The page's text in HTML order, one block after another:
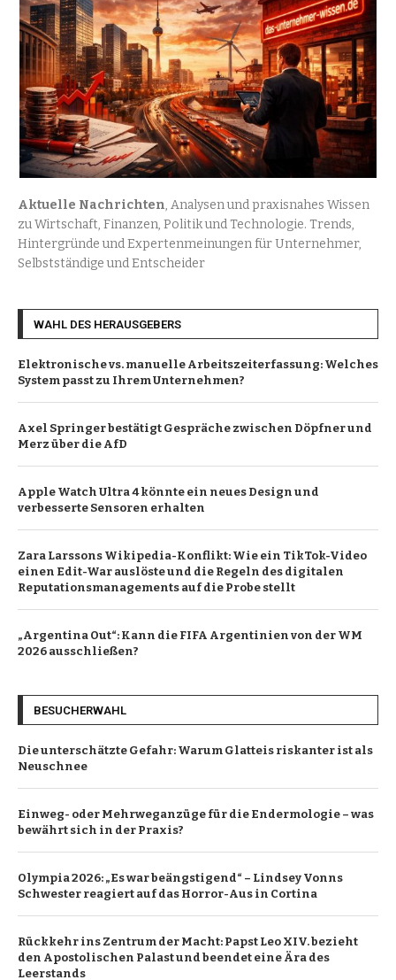
Aktuelle Nachrichten, Analysen und praxisnahes Wissen
zu Wirtschaft, Finanzen, Politik und Technologie. Trends,
Hintergründe und Expertenmeinungen für Unternehmer,
Selbstständige und Entscheider
WAHL DES HERAUSGEBERS
Elektronische vs. manuelle Arbeitszeiterfassung: Welches
System passt zu Ihrem Unternehmen?
Axel Springer bestätigt Gespräche zwischen Döpfner und
Merz über die AfD
Apple Watch Ultra 4 könnte ein neues Design und
verbesserte Sensoren erhalten
Zara Larssons Wikipedia-Konflikt: Wie ein TikTok-Video
einen Edit-War auslöste und die Regeln des digitalen
Reputationsmanagements auf die Probe stellt
„Argentina Out“: Kann die FIFA Argentinien von der WM
2026 ausschließen?
BESUCHERWAHL
Die unterschätzte Gefahr: Warum Glatteis riskanter ist als
Neuschnee
Einweg- oder Mehrweganzüge für die Endermologie – was
bewährt sich in der Praxis?
Olympia 2026: „Es war beängstigend“ – Lindsey Vonns
Schwester reagiert auf das Horror-Aus in Cortina
Rückkehr ins Zentrum der Macht: Papst Leo XIV. bezieht
den Apostolischen Palast und beendet eine Ära des
Leerstands